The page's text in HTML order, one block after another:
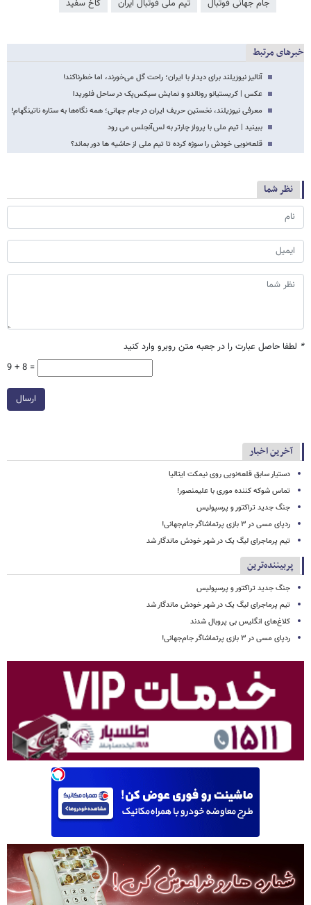
جام جهانی فوتبال تیم ملی فوتبال ایران کاخ سفید
خبرهای مرتبط
آنالیز نیوزیلند برای دیدار با ایران؛ راحت گل می‌خورند، اما خطرناکند!
عکس | کریستیانو رونالدو و نمایش سیکس‌پک در ساحل فلوریدا
معرفی نیوزیلند، نخستین حریف ایران در جام جهانی؛ همه نگاه‌ها به ستاره ناتینگهام!
ببینید | تیم ملی با پرواز چارتر به لس‌آنجلس می رود
قلعه‌نویی خودش را سوژه کرده تا تیم ملی از حاشیه ها دور بماند؟
نظر شما
* لطفا حاصل عبارت را در جعبه متن روبرو وارد کنید
9 + 8 =
ارسال
آخرین اخبار
دستیار سابق قلعه‌نویی روی نیمکت ایتالیا
تماس شوکه کننده موری با علیمنصور!
جنگ جدید تراکتور و پرسپولیس
ردپای مسی در ۳ بازی پرتماشاگر جام‌جهانی!
تیم پرماجرای لیگ یک در شهر خودش ماندگار شد
پربیننده‌ترین
جنگ جدید تراکتور و پرسپولیس
تیم پرماجرای لیگ یک در شهر خودش ماندگار شد
کلاغ‌های انگلیس بی پروبال شدند
ردپای مسی در ۳ بازی پرتماشاگر جام‌جهانی!